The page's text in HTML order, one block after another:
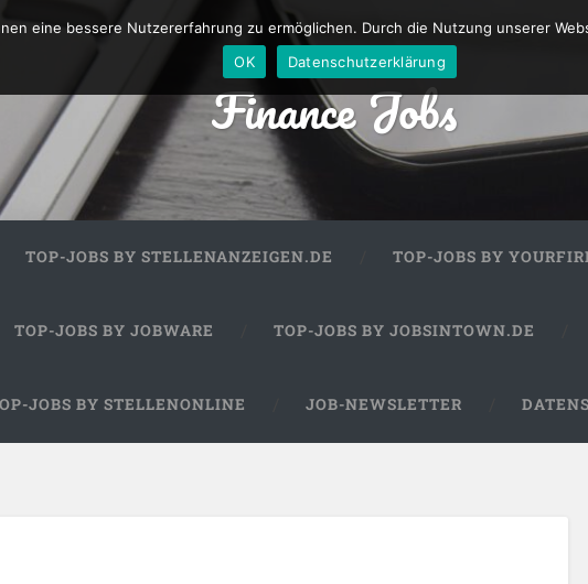
Finance Jobs
TOP-JOBS BY STELLENANZEIGEN.DE TOP-JOBS BY
TOP-JOBS BY JOBWARE TOP-JOBS BY JOBSINTOWN.DE
JOBS BY STELLENONLINE JOB-NEWSLETTER
eine bessere Nutzererfahrung zu ermöglichen. Durch die Nutzung unserer
OK
Datenschutzerklärung